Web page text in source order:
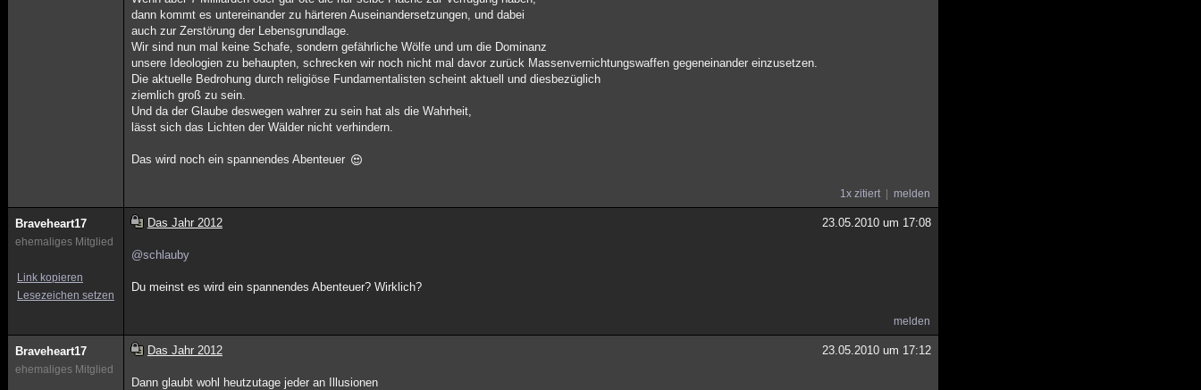
dann kommt es untereinander zu härteren Auseinandersetzungen, und dabei
auch zur Zerstörung der Lebensgrundlage.
Wir sind nun mal keine Schafe, sondern gefährliche Wölfe und um die Dominanz
unsere Ideologien zu behaupten, schrecken wir noch nicht mal davor zurück Massenvernichtungswaffen gegeneinander einzusetzen.
Die aktuelle Bedrohung durch religiöse Fundamentalisten scheint aktuell und diesbezüglich
ziemlich groß zu sein.
Und da der Glaube deswegen wahrer zu sein hat als die Wahrheit,
lässt sich das Lichten der Wälder nicht verhindern.
Das wird noch ein spannendes Abenteuer
1x zitiert melden
Braveheart17
ehemaliges Mitglied
Link kopieren
Lesezeichen setzen
Das Jahr 2012 23.05.2010 um 17:08
@schlauby
Du meinst es wird ein spannendes Abenteuer? Wirklich?
melden
Braveheart17
ehemaliges Mitglied
Das Jahr 2012 23.05.2010 um 17:12
Dann glaubt wohl heutzutage jeder an Illusionen